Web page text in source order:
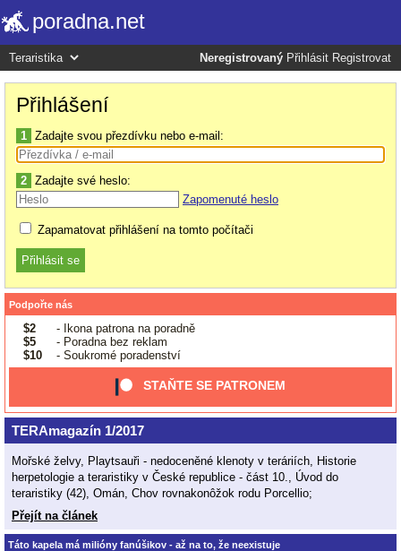
poradna.net
Neregistrovaný Přihlásit Registrovat
Přihlášení
1 Zadajte svou přezdívku nebo e-mail:
2 Zadajte své heslo:
Zapomenuté heslo
Zapamatovat přihlášení na tomto počítači
Podpořte nás
$2
- Ikona patrona na poradně
$5
- Poradna bez reklam
$10
- Soukromé poradenství
STAŇTE SE PATRONEM
TERAmagazín 1/2017
Mořské želvy, Playtsauři - nedoceněné klenoty v teráriích, Historie
herpetologie a teraristiky v České republice - část 10., Úvod do
teraristiky (42), Omán, Chov rovnakonôžok rodu Porcellio;
Přejít na článek
Táto kapela má milióny fanúšikov - až na to, že neexistuje